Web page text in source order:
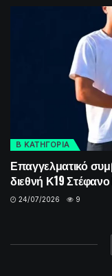
Β ΚΑΤΗΓΟΡΙΑ
Επαγγελματικό
διεθνή Κ19
24/07/2026 9